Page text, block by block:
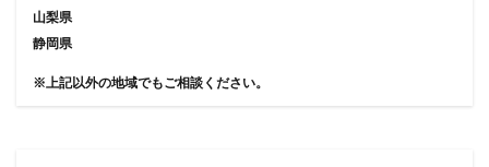
山梨県
静岡県
※上記以外の地域でもご相談ください。